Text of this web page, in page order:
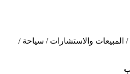
/ المبيعات والاستشارات / سياحة /